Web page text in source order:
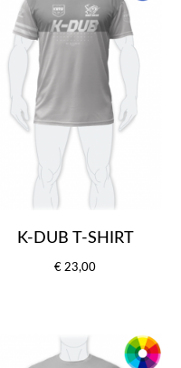
K-DUB T-SHIRT
€ 23,00